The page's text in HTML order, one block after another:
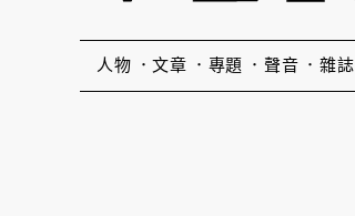
人物 文章 專題 聲音 雜誌